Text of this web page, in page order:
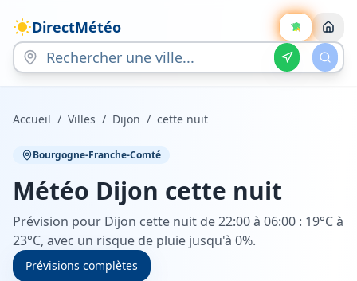
DirectMétéo
Accueil / Villes / Dijon / cette nuit
Bourgogne-Franche-Comté
Météo Dijon cette nuit
Prévision pour Dijon cette nuit de 22:00 à 06:00 : 19°C à
23°C, avec un risque de pluie jusqu'à 0%.
Prévisions complètes